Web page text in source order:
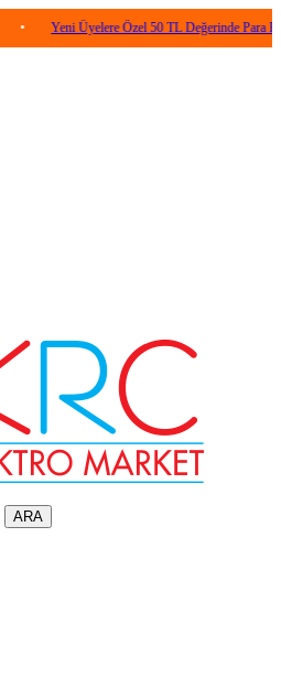
Yeni Üyelere Özel 50 TL Değerinde Para Puan! •
ARA